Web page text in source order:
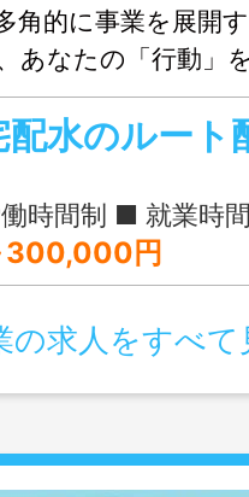
角的に事業を展開
あなたの「行動」
ユニークなサウナ
配水のルート
■ サマータイム：7:30 - 17:00（7月・8月） ※サマー
円
の求人をすべて